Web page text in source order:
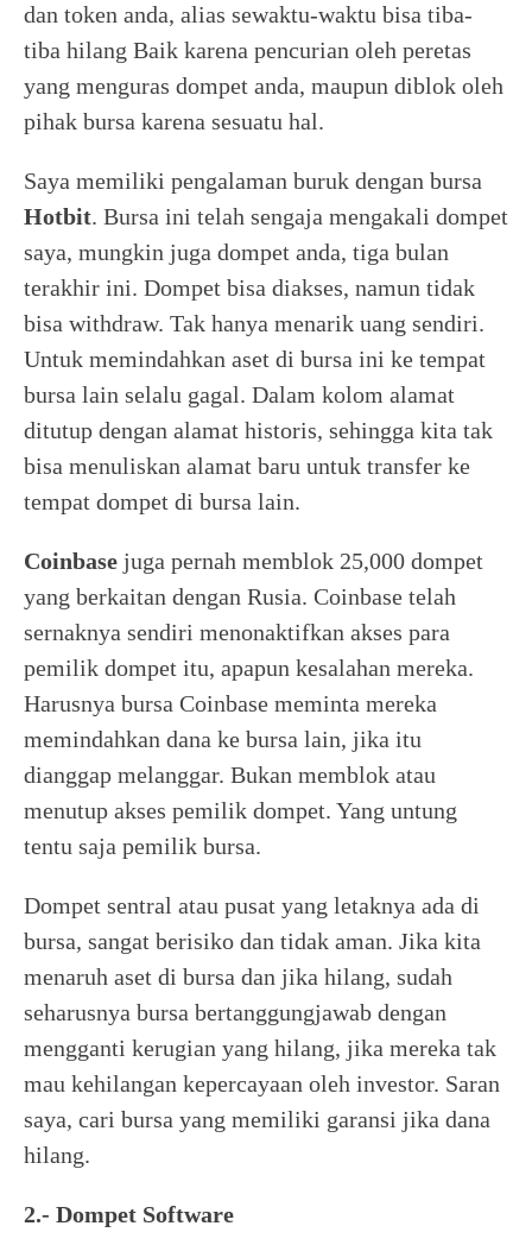
dan token anda, alias sewaktu-waktu bisa tiba-
tiba hilang Baik karena pencurian oleh peretas
yang menguras dompet anda, maupun diblok oleh
pihak bursa karena sesuatu hal.
Saya memiliki pengalaman buruk dengan bursa
Hotbit. Bursa ini telah sengaja mengakali dompet
saya, mungkin juga dompet anda, tiga bulan
terakhir ini. Dompet bisa diakses, namun tidak
bisa withdraw. Tak hanya menarik uang sendiri.
Untuk memindahkan aset di bursa ini ke tempat
bursa lain selalu gagal. Dalam kolom alamat
ditutup dengan alamat historis, sehingga kita tak
bisa menuliskan alamat baru untuk transfer ke
tempat dompet di bursa lain.
Coinbase juga pernah memblok 25,000 dompet
yang berkaitan dengan Rusia. Coinbase telah
sernaknya sendiri menonaktifkan akses para
pemilik dompet itu, apapun kesalahan mereka.
Harusnya bursa Coinbase meminta mereka
memindahkan dana ke bursa lain, jika itu
dianggap melanggar. Bukan memblok atau
menutup akses pemilik dompet. Yang untung
tentu saja pemilik bursa.
Dompet sentral atau pusat yang letaknya ada di
bursa, sangat berisiko dan tidak aman. Jika kita
menaruh aset di bursa dan jika hilang, sudah
seharusnya bursa bertanggungjawab dengan
mengganti kerugian yang hilang, jika mereka tak
mau kehilangan kepercayaan oleh investor. Saran
saya, cari bursa yang memiliki garansi jika dana
hilang.
2.- Dompet Software